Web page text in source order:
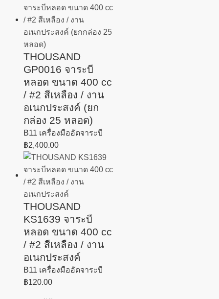
THOUSAND
GP0016 จาระบี
หลอด ขนาด 400 cc
/ #2 สีเหลือง / งาน
อเนกประสงค์ (ยก
กล่อง 25 หลอด)
B11 เครื่องมืออัดจาระบี
฿2,400.00
THOUSAND
KS1639 จาระบี
หลอด ขนาด 400 cc
/ #2 สีเหลือง / งาน
อเนกประสงค์
B11 เครื่องมืออัดจาระบี
฿120.00